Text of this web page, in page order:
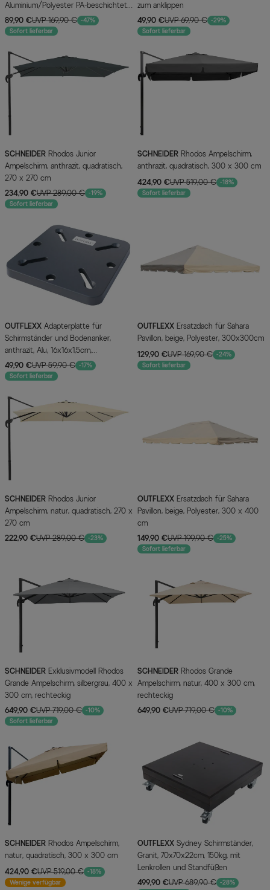
Aluminium/Polyester PA-beschichtet,
270 x 150 cm
89,90 €UVP 169,90 € -47%
Sofort lieferbar
zum anklippen
49,90 €UVP 69,90 € -29%
Sofort lieferbar
SCHNEIDER
Ampelschirm, anthrazit, quadratisch,
270 x 270 cm
234,90 €UVP 289,00 € -19%
Sofort lieferbar
SCHNEIDER
anthrazit, quadratisch, 300 x 300 cm
424,90 €UVP 519,00 € -18%
Sofort lieferbar
OUTFLEXX
Schirmständer und Bodenanker,
anthrazit, Alu, 16x16x1,5cm,
Lochabstand 64-113mm
49,90 €UVP 59,90 € -17%
Sofort lieferbar
OUTFLEXX
Pavillon, beige, Polyester, 300x300cm
129,90 €UVP 169,90 € -24%
Sofort lieferbar
SCHNEIDER
Ampelschirm, natur, quadratisch, 270 x
270 cm
222,90 €UVP 289,00 € -23%
OUTFLEXX
Pavillon, beige, Polyester, 300 x 400
cm
149,90 €UVP 199,90 € -25%
Sofort lieferbar
SCHNEIDER
Grande Ampelschirm, silbergrau, 400 x
300 cm, rechteckig
649,90 €UVP 719,00 € -10%
Sofort lieferbar
SCHNEIDER
Ampelschirm, natur, 400 x 300 cm,
rechteckig
649,90 €UVP 719,00 € -10%
SCHNEIDER
natur, quadratisch, 300 x 300 cm
424,90 €UVP 519,00 € -18%
Wenige verfügbar
OUTFLEXX
Granit, 70x70x22cm, 150kg, mit
Lenkrollen und Standfüßen
499,90 €UVP 689,90 € -28%